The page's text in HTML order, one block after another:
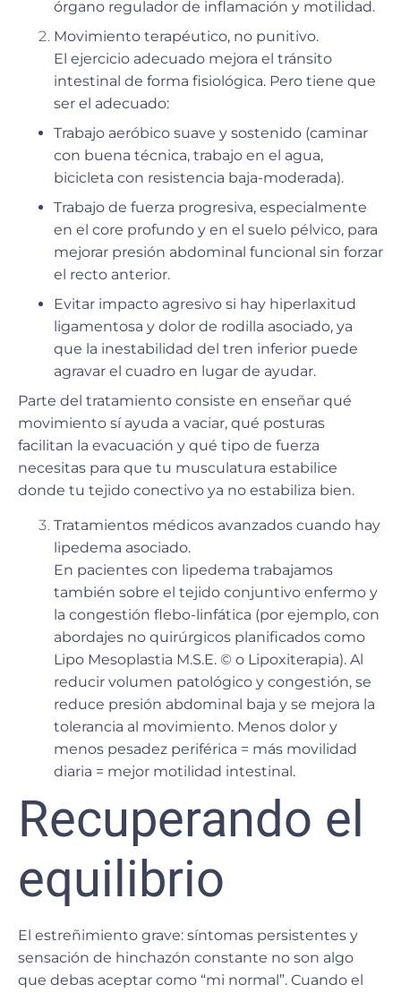
órgano regulador de inflamación y motilidad.
Movimiento terapéutico, no punitivo.
El ejercicio adecuado mejora el tránsito
intestinal de forma fisiológica. Pero tiene que
ser el adecuado:
Trabajo aeróbico suave y sostenido (caminar
con buena técnica, trabajo en el agua,
bicicleta con resistencia baja-moderada).
Trabajo de fuerza progresiva, especialmente
en el core profundo y en el suelo pélvico, para
mejorar presión abdominal funcional sin forzar
el recto anterior.
Evitar impacto agresivo si hay hiperlaxitud
ligamentosa y dolor de rodilla asociado, ya
que la inestabilidad del tren inferior puede
agravar el cuadro en lugar de ayudar.
Parte del tratamiento consiste en enseñar qué
movimiento sí ayuda a vaciar, qué posturas
facilitan la evacuación y qué tipo de fuerza
necesitas para que tu musculatura estabilice
donde tu tejido conectivo ya no estabiliza bien.
Tratamientos médicos avanzados cuando hay
lipedema asociado.
En pacientes con lipedema trabajamos
también sobre el tejido conjuntivo enfermo y
la congestión flebo-linfática (por ejemplo, con
abordajes no quirúrgicos planificados como
Lipo Mesoplastia M.S.E. © o Lipoxiterapia). Al
reducir volumen patológico y congestión, se
reduce presión abdominal baja y se mejora la
tolerancia al movimiento. Menos dolor y
menos pesadez periférica = más movilidad
diaria = mejor motilidad intestinal.
Recuperando el
equilibrio
El estreñimiento grave: síntomas persistentes y
sensación de hinchazón constante no son algo
que debas aceptar como “mi normal”. Cuando el